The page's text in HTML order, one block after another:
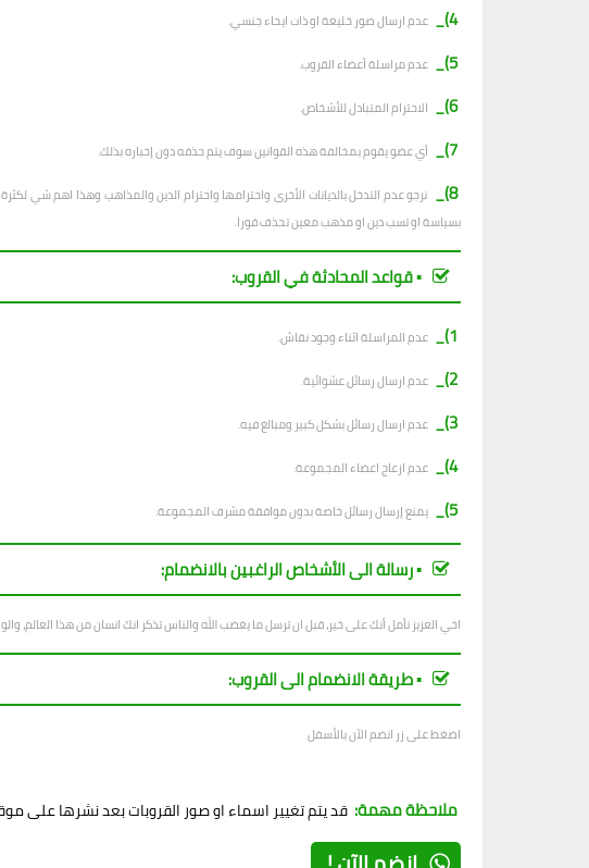
4)_ عدم ارسال صور خليعة او ذات ايحاء جنسي.
5)_ عدم مراسلة أعضاء القروب.
6)_ الاحترام المتبادل للأشخاص.
7)_ أي عضو يقوم بمخالفة هذه القوانين سوف يتم حذفه دون إخباره بذلك.
8)_
نرجو عدم التدخل بالديانات الأخرى واحترامها واحترام الدين والمذاهب وهذا اهم شي
بسياسة او تسب دين او مذهب معين تحذف فورا.
▪︎ قواعد المحادثة في القروب:
1)_
عدم المراسلة اثناء وجود نقاش.
2)_ عدم ارسال رسائل عشوائية.
3)_ عدم ارسال رسائل بشكل كبير ومبالغ فيه.
4)_ عدم ازعاج اعضاء المجموعة.
5)_ يمنع إرسال رسائل خاصة بدون موافقة مشرف المجموعة.
▪︎ رسالة الى الأشخاص الراغبين بالانضمام:
اخي العزيز نأمل أنك على خير، قبل ان ترسل ما يغضب الله والناس تذكر انك انسان من هذا العالم،
▪︎ طريقة الانضمام الى القروب:
اضغط على زر انضم الآن بالأسفل
ملاحظة مهمة: قد يتم تغيير اسماء او صور القروبات بعد نشرها على